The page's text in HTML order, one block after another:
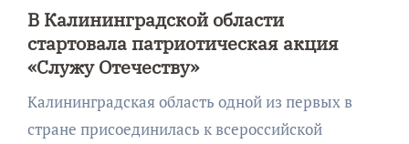
В Калининградской области
стартовала патриотическая акция
«Служу Отечеству»
Калининградская область одной из первых в
стране присоединилась к всероссийской